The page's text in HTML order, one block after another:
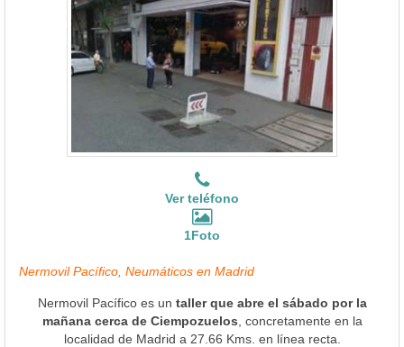
Ver teléfono
1Foto
Nermovil Pacífico, Neumáticos en Madrid
Nermovil Pacífico es un taller que abre el sábado por la
mañana cerca de Ciempozuelos , concretamente en la
localidad de Madrid a 27.66 Kms. en línea recta.